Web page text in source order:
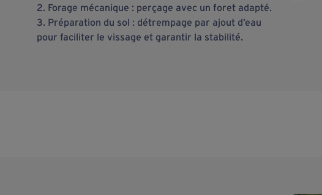
2. Forage mécanique : perçage avec un foret adapté.
3. Préparation du sol : détrempage par ajout d’eau
pour faciliter le vissage et garantir la stabilité.